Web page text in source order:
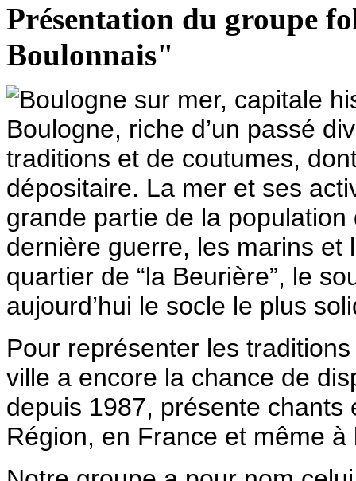
Présentation du groupe
Boulonnais"
Boulogne sur mer, capitale
Boulogne, riche d’un passé
traditions et de coutumes,
dépositaire. La mer et ses
grande partie de la
dernière guerre, les marins et
quartier de “la Beurière”, le
aujourd’hui le socle le plus
Pour représenter les
ville a encore la chance de
depuis 1987, présente
Région, en France et même à